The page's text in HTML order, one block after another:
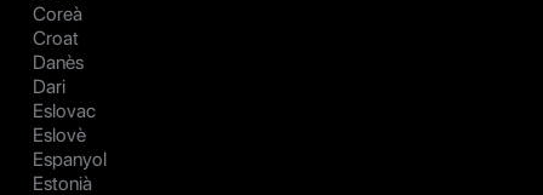
Coreà
Croat
Danès
Dari
Eslovac
Eslovè
Espanyol
Estonià